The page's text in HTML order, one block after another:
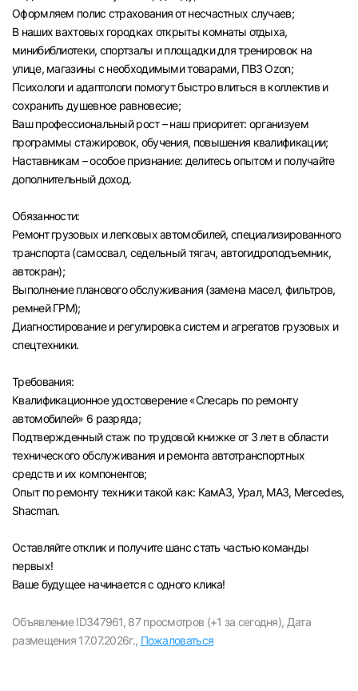
Вход в личный кабинет
вакансии с контактами и оставлять отклики
E-mail или Телефон
Оформляем полис страхования от несчастных случаев;
В наших вахтовых городках открыты комнаты отдыха,
минибиблиотеки, спортзалы и площадки для тренировок на
улице, магазины с необходимыми товарами, ПВЗ Ozon;
Психологи и адаптологи помогут быстро влиться в коллектив и
сохранить душевное равновесие;
Ваш профессиональный рост – наш приоритет: организуем
программы стажировок, обучения, повышения квалификации;
Наставникам – особое признание: делитесь опытом и получайте
дополнительный доход.
Обязанности:
Ремонт грузовых и легковых автомобилей, специализированного
транспорта (самосвал, седельный тягач, автогидроподъемник,
автокран);
Выполнение планового обслуживания (замена масел, фильтров,
ремней ГРМ);
Диагностирование и регулировка систем и агрегатов грузовых и
спецтехники.
Требования:
Квалификационное удостоверение «Слесарь по ремонту
автомобилей» 6 разряда;
Подтвержденный стаж по трудовой книжке от 3 лет в области
технического обслуживания и ремонта автотранспортных
средств и их компонентов;
Опыт по ремонту техники такой как: КамАЗ, Урал, МАЗ, Mercedes,
Shacman.
Оставляйте отклик и получите шанс стать частью команды
первых!
Ваше будущее начинается с одного клика!
Объявление ID347961, 87 просмотров (+1 за сегодня), Дата
размещения 17.07.2026г., Пожаловаться